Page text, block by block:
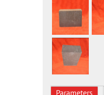
Parameters